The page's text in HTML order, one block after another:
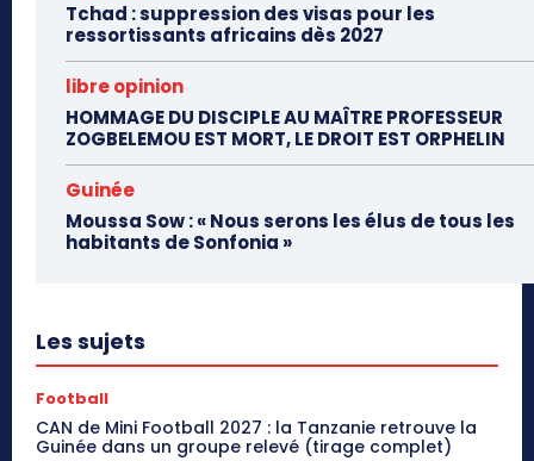
Tchad : suppression des visas pour les
ressortissants africains dès 2027
libre opinion
HOMMAGE DU DISCIPLE AU MAÎTRE PROFESSEUR
ZOGBELEMOU EST MORT, LE DROIT EST ORPHELIN
Guinée
Moussa Sow : « Nous serons les élus de tous les
habitants de Sonfonia »
Les sujets
Football
CAN de Mini Football 2027 : la Tanzanie retrouve la
Guinée dans un groupe relevé (tirage complet)